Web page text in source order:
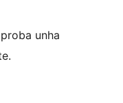
unha